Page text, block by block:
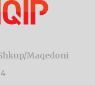
Maqedoni